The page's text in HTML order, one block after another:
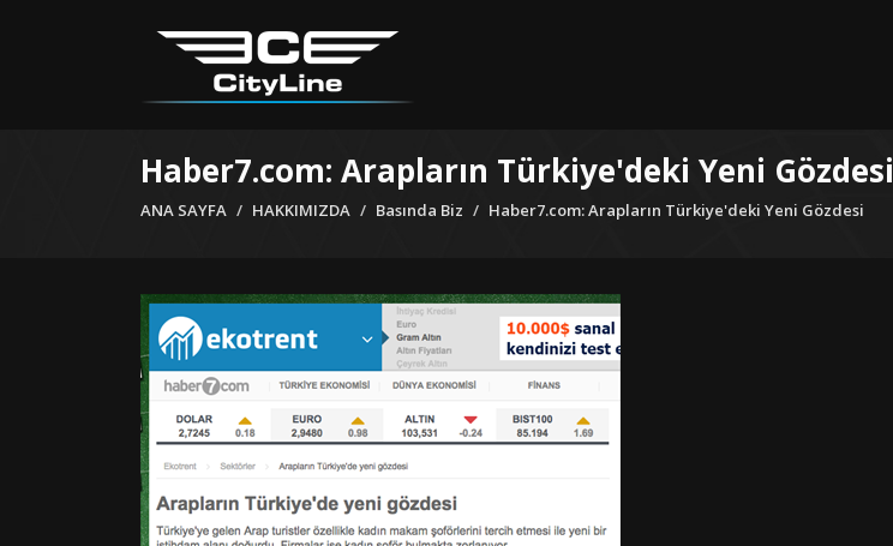
Haber7.com: Arapların Türkiye'deki Yeni Gözdesi
ANA SAYFA HAKKIMIZDA Basında Biz Haber7.com: Arapların Türkiye'deki Yeni Gözdesi